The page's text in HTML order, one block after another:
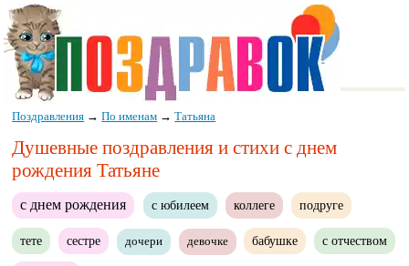
Поздравления →По именам →Татьяна
Душевные поздравления и стихи с днем
рождения Татьяне
с днем рождения с юбилеем коллеге подруге
тете сестре дочери девочке бабушке с отчеством